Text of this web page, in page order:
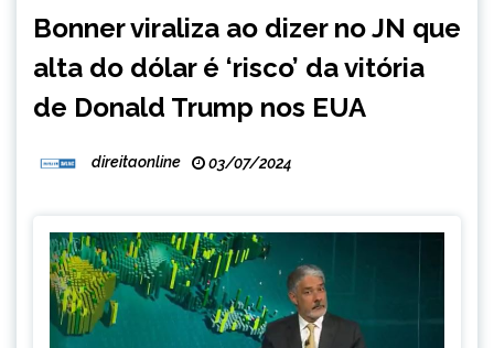
Bonner viraliza ao dizer no JN que
alta do dólar é ‘risco’ da vitória
de Donald Trump nos EUA
direitaonline 03/07/2024